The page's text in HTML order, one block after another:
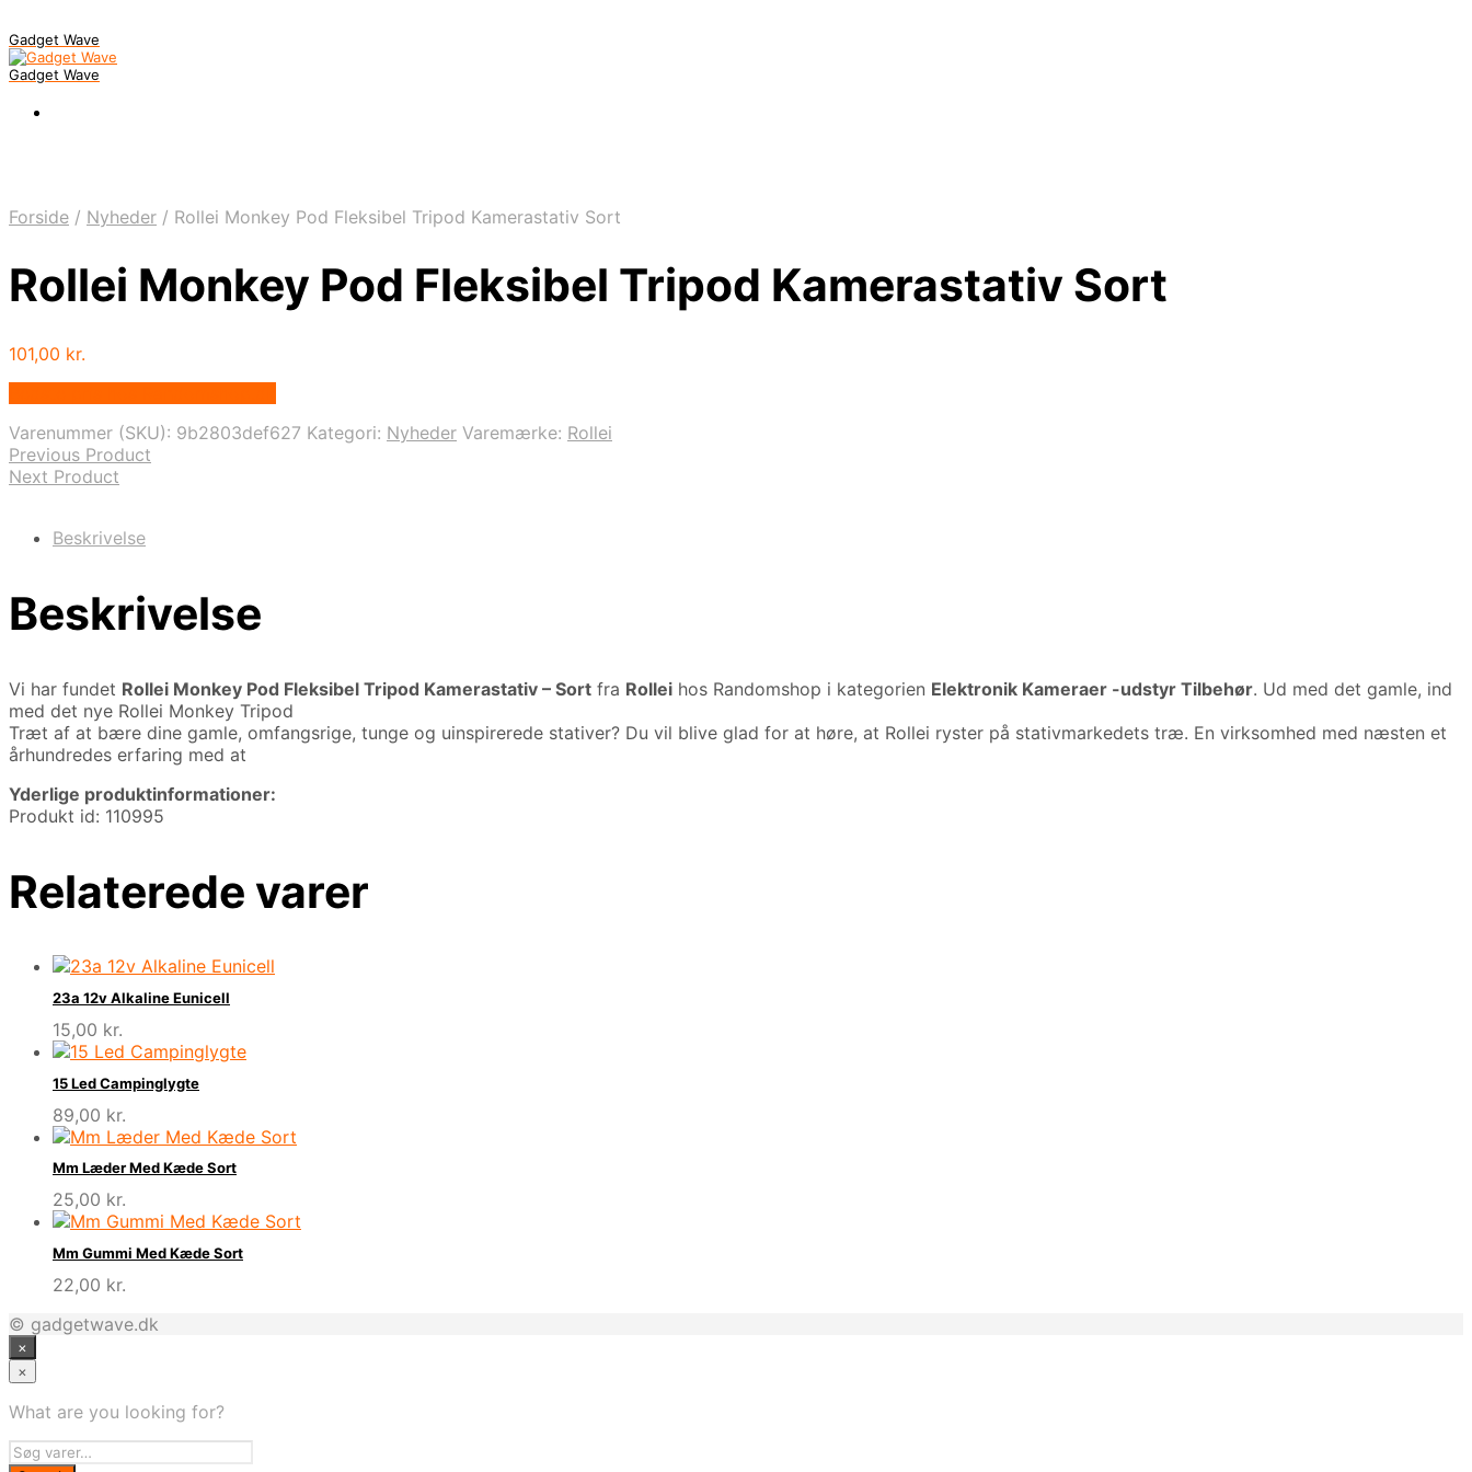
Gadget Wave
Gadget Wave
Forside / Nyheder / Rollei Monkey Pod Fleksibel Tripod Kamerastativ Sort
Rollei Monkey Pod Fleksibel Tripod Kamerastativ Sort
101,00 kr.
Varenummer (SKU): 9b2803def627 Kategori: Nyheder Varemærke: Rollei
Previous Product
Next Product
Beskrivelse
Beskrivelse
Vi har fundet Rollei Monkey Pod Fleksibel Tripod Kamerastativ – Sort fra Rollei hos Randomshop i kategorien Elektronik Kameraer -udstyr Tilbehør. Ud med det gamle, ind
med det nye Rollei Monkey Tripod
Træt af at bære dine gamle, omfangsrige, tunge og uinspirerede stativer? Du vil blive glad for at høre, at Rollei ryster på stativmarkedets træ. En virksomhed med næsten et
århundredes erfaring med at
Yderlige produktinformationer:
Produkt id: 110995
Relaterede varer
23a 12v Alkaline Eunicell
15,00 kr.
15 Led Campinglygte
89,00 kr.
Mm Læder Med Kæde Sort
25,00 kr.
Mm Gummi Med Kæde Sort
22,00 kr.
© gadgetwave.dk
×
×
What are you looking for?